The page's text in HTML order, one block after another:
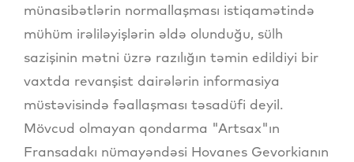
münasibətlərin normallaşması istiqamətində
mühüm irəliləyişlərin əldə olunduğu, sülh
sazişinin mətni üzrə razılığın təmin edildiyi bir
vaxtda revanşist dairələrin informasiya
müstəvisində fəallaşması təsadüfi deyil.
Mövcud olmayan qondarma "Artsax"ın
Fransadakı nümayəndəsi Hovanes Gevorkianın